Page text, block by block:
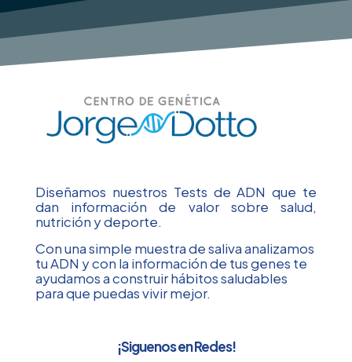
Diseñamos nuestros Tests de ADN que te
dan información de valor sobre salud,
nutrición y deporte.
Con una simple muestra de saliva analizamos
tu ADN y con la información de tus genes te
ayudamos a construir hábitos saludables
para que puedas vivir mejor.
¡Siguenos en Redes!